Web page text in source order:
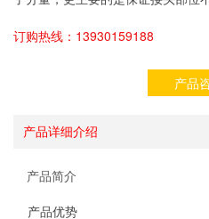
订购热线：13930159188
产品
产品详细介绍
产品简介
产品优势